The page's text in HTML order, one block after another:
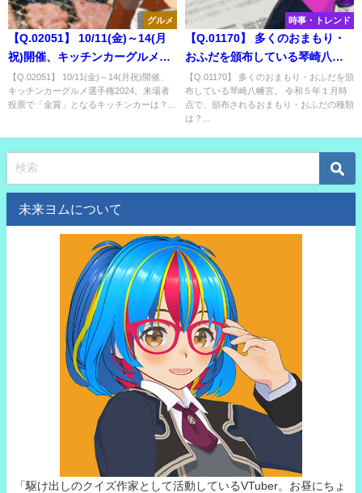
グルメ
【Q.02051】 10/11(金)～14(月
祝)開催、キッチンカーグルメ選
手権2024。来場者投票で「金
賞」となるキッチンカーは？
【Q.02051】 10/11(金)～14(月祝)開催、
キッチンカーグルメ選手権2024。来場者
投票で「金賞」となるキッチンカーは？...
時事・トレンド
【Q.01170】 多くのおまもり・
おふだを頒布している琴崎八幡
宮。 令和５年１月時点で、頒布
されるおまもり・おふだの種類
は？
【Q.01170】 多くのおまもり・おふだを頒
布している琴崎八幡宮。 令和５年１月時
点で、頒布されるおまもり・おふだの種類
は？...
未来ヨムについて
「駆け出しのクイズ作家として活動しているVTuber。お昼にちょ